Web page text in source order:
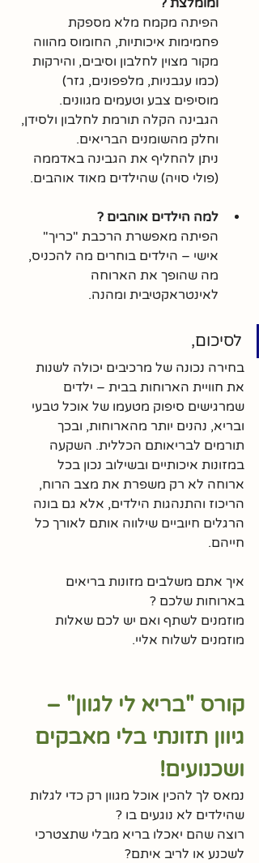
הפיתה מקמח מלא מספקת
פחמימות איכותיות, החומוס מהווה
מקור מצוין לחלבון וסיבים, והירקות
(כמו עגבניות, מלפפונים, גזר)
מוסיפים צבע וטעמים מגוונים.
הגבינה הקלה תורמת לחלבון ולסידן,
וחלק מהשומנים הבריאים.
ניתן להחליף את הגבינה באדממה
(פולי סויה) שהילדים מאוד אוהבים.
למה הילדים אוהבים ?
הפיתה מאפשרת הרכבת "כריך"
אישי – הילדים בוחרים מה להכניס,
מה שהופך את הארוחה
לאינטראקטיבית ומהנה.
לסיכום,
בחירה נכונה של מרכיבים יכולה לשנות
את חוויית הארוחות בבית – ילדים
שמרגישים סיפוק מטעמו של אוכל טבעי
ובריא, נהנים יותר מהארוחות, ובכך
תורמים לבריאותם הכללית. השקעה
במזונות איכותיים ובשילוב נכון בכל
ארוחה לא רק משפרת את מצב הרוח,
הריכוז והתנהגות הילדים, אלא גם בונה
הרגלים חיוביים שילווה אותם לאורך כל
חייהם.
איך אתם משלבים מזונות בריאים
בארוחות שלכם ?
מוזמנים לשתף ואם יש לכם שאלות
מוזמנים לשלוח אליי.
קורס "בריא לי לגוון" –
גיוון תזונתי בלי מאבקים
ושכנועים!
נמאס לך להכין אוכל מגוון רק כדי לגלות
שהילדים לא נוגעים בו ?
רוצה שהם יאכלו בריא מבלי שתצטרכי
לשכנע או לריב איתם?